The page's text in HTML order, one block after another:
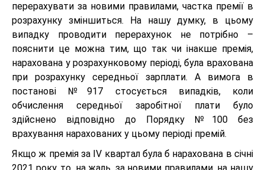
перерахувати за новими правилами, частка премії в
розрахунку зміншиться. На нашу думку, в цьому
випадку проводити перерахунок не потрібно –
пояснити це можна тим, що так чи інакше премія,
нарахована у розрахунковому періоді, була врахована
при розрахунку середньої зарплати. А вимога в
постанові №917 стосується випадків, коли
обчислення середньої заробітної плати було
здійснено відповідно до Порядку №100 без
врахування нарахованих у цьому періоді премій.
Якщо ж премія за IV квартал була б нарахована в січні